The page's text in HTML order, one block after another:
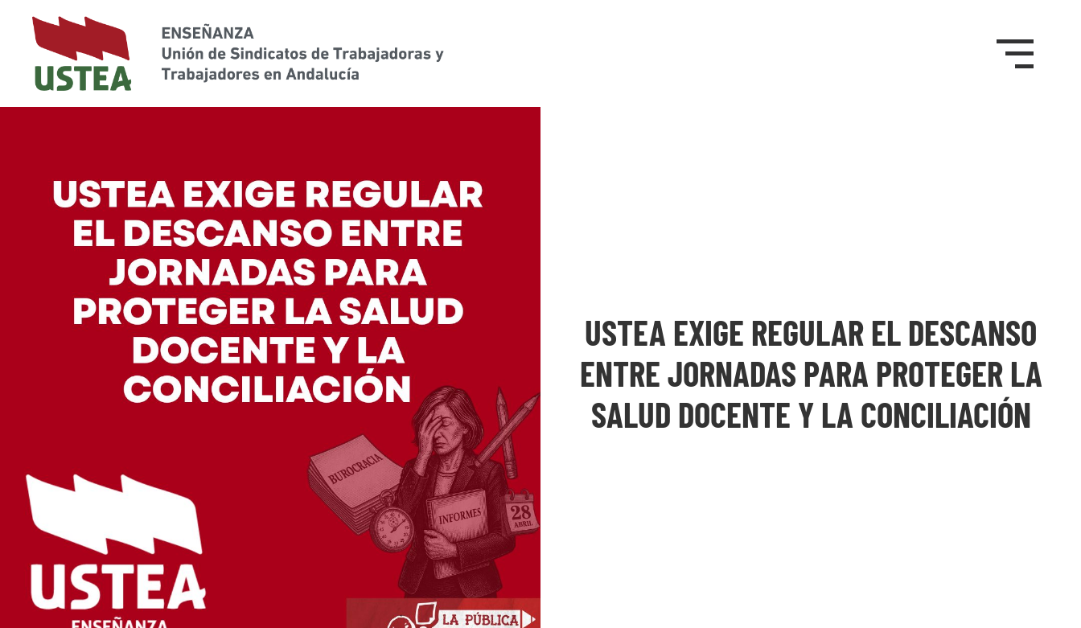
USTEA EXIGE REGULAR EL DESCANSO
ENTRE JORNADAS PARA PROTEGER LA
SALUD DOCENTE Y LA CONCILIACIÓN